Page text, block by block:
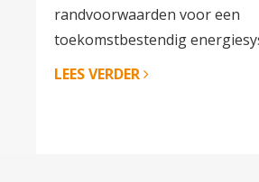
randvoorwaarden voor een
toekomstbestendig
LEES VERDER